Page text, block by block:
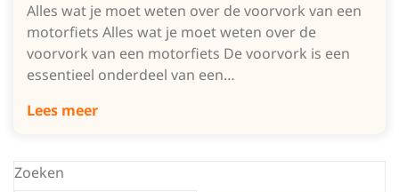
Alles wat je moet weten over de voorvork van een
motorfiets Alles wat je moet weten over de
voorvork van een motorfiets De voorvork is een
essentieel onderdeel van een…
Lees meer
Zoeken